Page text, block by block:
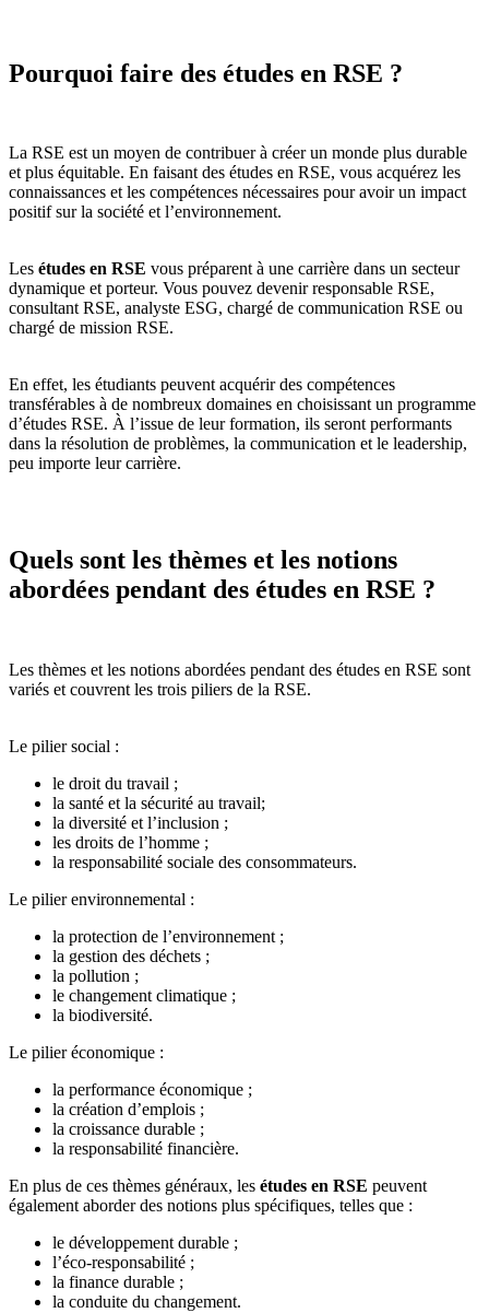
Pourquoi faire des études en RSE ?
La RSE est un moyen de contribuer à créer un monde plus durable
et plus équitable. En faisant des études en RSE, vous acquérez les
connaissances et les compétences nécessaires pour avoir un impact
positif sur la société et l’environnement.
Les études en RSE vous préparent à une carrière dans un secteur
dynamique et porteur. Vous pouvez devenir responsable RSE,
consultant RSE, analyste ESG, chargé de communication RSE ou
chargé de mission RSE.
En effet, les étudiants peuvent acquérir des compétences
transférables à de nombreux domaines en choisissant un programme
d’études RSE. À l’issue de leur formation, ils seront performants
dans la résolution de problèmes, la communication et le leadership,
peu importe leur carrière.
Quels sont les thèmes et les notions
abordées pendant des études en RSE ?
Les thèmes et les notions abordées pendant des études en RSE sont
variés et couvrent les trois piliers de la RSE.
Le pilier social :
le droit du travail ;
la santé et la sécurité au travail;
la diversité et l’inclusion ;
les droits de l’homme ;
la responsabilité sociale des consommateurs.
Le pilier environnemental :
la protection de l’environnement ;
la gestion des déchets ;
la pollution ;
le changement climatique ;
la biodiversité.
Le pilier économique :
la performance économique ;
la création d’emplois ;
la croissance durable ;
la responsabilité financière.
En plus de ces thèmes généraux, les études en RSE peuvent
également aborder des notions plus spécifiques, telles que :
le développement durable ;
l’éco-responsabilité ;
la finance durable ;
la conduite du changement.